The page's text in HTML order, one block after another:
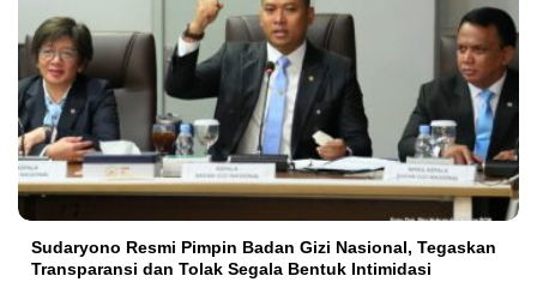
Sudaryono Resmi Pimpin Badan Gizi Nasional, Tegaskan
Transparansi dan Tolak Segala Bentuk Intimidasi